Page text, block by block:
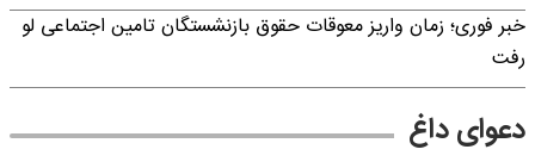
خبر فوری؛ زمان واریز معوقات حقوق بازنشستگان تامین اجتماعی لو
رفت
دعوای داغ